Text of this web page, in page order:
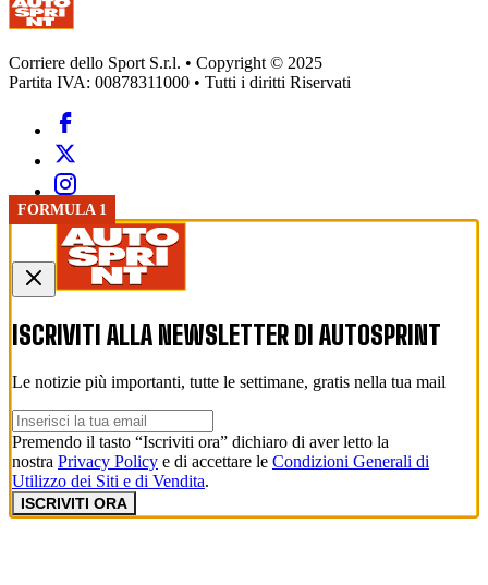
FORMULA 1
Corriere dello Sport S.r.l. • Copyright © 2025
Partita IVA: 00878311000 • Tutti i diritti Riservati
ISCRIVITI ALLA NEWSLETTER DI AUTOSPRINT
Le notizie più importanti, tutte le settimane, gratis nella tua mail
Premendo il tasto “Iscriviti ora” dichiaro di aver letto la
nostra Privacy Policy e di accettare le Condizioni Generali di
Utilizzo dei Siti e di Vendita.
ISCRIVITI ORA